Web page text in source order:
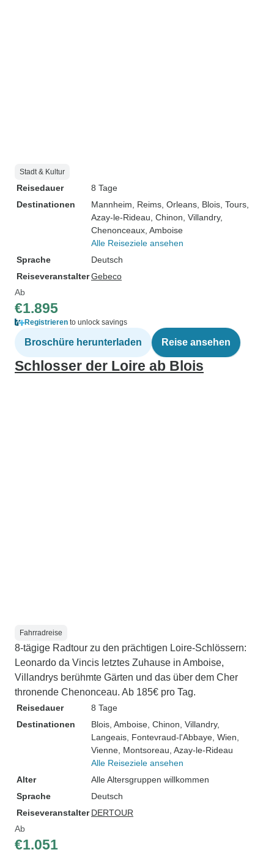
Stadt & Kultur
Reisedauer
8 Tage
Destinationen
Mannheim , Reims , Orleans , Blois , Tours
Azay-le-Rideau , Chinon , Villandry,
Chenonceaux , Amboise
Alle Reiseziele ansehen
Sprache
Deutsch
ReiseveranstalterGebeco
Ab
€1.895
Registrieren to unlock savings
Broschüre herunterladen Reise ansehen
Schlosser der Loire ab Blois
Fahrradreise
8-tägige Radtour zu den prächtigen Loire-Schlössern:
Leonardo da Vincis letztes Zuhause in Amboise,
Villandrys berühmte Gärten und das über dem Cher
thronende Chenonceau. Ab 185€ pro Tag.
Reisedauer
8 Tage
Destinationen
Blois , Amboise , Chinon , Villandry,
Langeais , Fontevraud-l'Abbaye , Wien
Vienne , Montsoreau , Azay-le-Rideau
Alle Reiseziele ansehen
Alter
Alle Altersgruppen willkommen
Sprache
Deutsch
Reiseveranstalter DERTOUR
Ab
€1.051